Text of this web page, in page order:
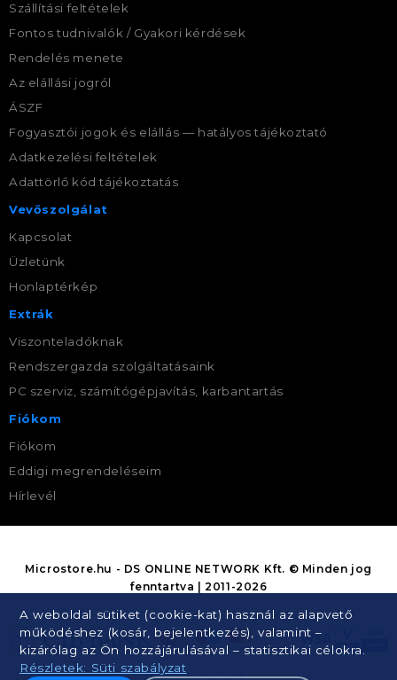
Szállítási feltételek
Fontos tudnivalók / Gyakori kérdések
Rendelés menete
Az elállási jogról
ÁSZF
Fogyasztói jogok és elállás — hatályos tájékoztató
Adatkezelési feltételek
Adattörlő kód tájékoztatás
Vevőszolgálat
Kapcsolat
Üzletünk
Honlaptérkép
Extrák
Viszonteladóknak
Rendszergazda szolgáltatásaink
PC szerviz, számítógépjavítás, karbantartás
Fiókom
Fiókom
Eddigi megrendeléseim
Hírlevél
A weboldal sütiket (cookie-kat) használ az alapvető
működéshez (kosár, bejelentkezés), valamint –
kizárólag az Ön hozzájárulásával – statisztikai célokra.
Részletek: Süti szabályzat
Microstore.hu - DS ONLINE NETWORK Kft. © Minden jog
fenntartva | 2011-2026